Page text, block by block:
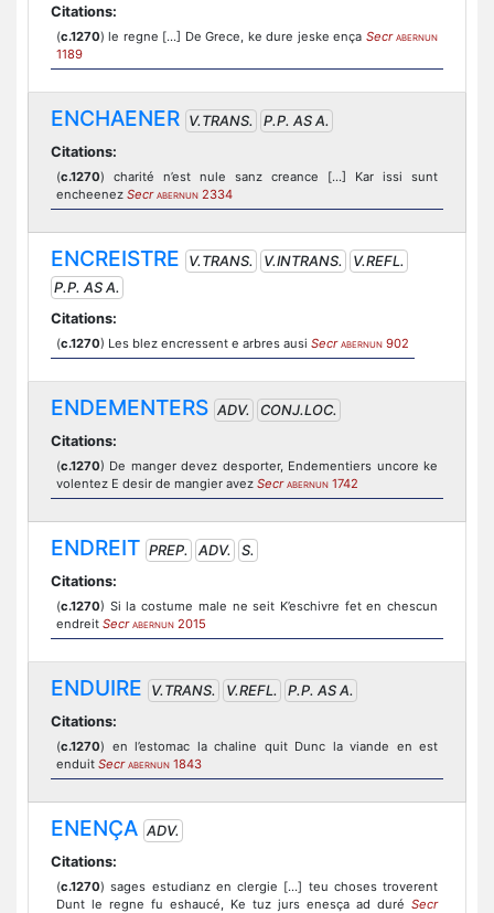
Citations:
(c.1270) le regne [...] De Grece, ke dure jeske ença Secr ABERNUN
1189
ENCHAENER V.TRANS.
P.P. AS A.
Citations:
(c.1270) charité n’est nule sanz creance [...] Kar issi sunt
encheenez Secr ABERNUN 2334
ENCREISTRE V.TRANS. V.INTRANS.
V.REFL.
P.P. AS A.
Citations:
(c.1270) Les blez encressent e arbres ausi Secr ABERNUN 902
ENDEMENTERS ADV.
CONJ.LOC.
Citations:
(c.1270) De manger devez desporter, Endementiers uncore ke
volentez E desir de mangier avez Secr ABERNUN 1742
ENDREIT PREP. ADV.
S.
Citations:
(c.1270) Si la costume male ne seit K’eschivre fet en chescun
endreit Secr ABERNUN 2015
ENDUIRE V.TRANS. V.REFL.
P.P. AS A.
Citations:
(c.1270) en l’estomac la chaline quit Dunc la viande en est
enduit Secr ABERNUN 1843
ENENÇA ADV.
Citations:
(c.1270) sages estudianz en clergie [...] teu choses troverent
Dunt le regne fu eshaucé, Ke tuz jurs enesça ad duré Secr